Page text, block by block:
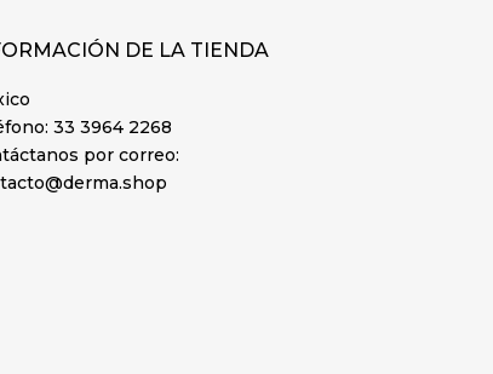
DE LA TIENDA
33 3964 2268
por correo: